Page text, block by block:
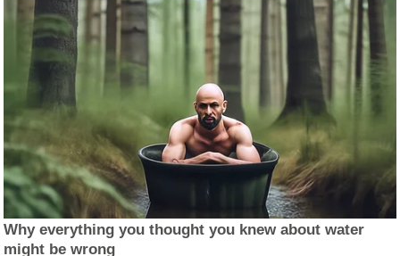
Why everything you thought you knew about water
might be wrong